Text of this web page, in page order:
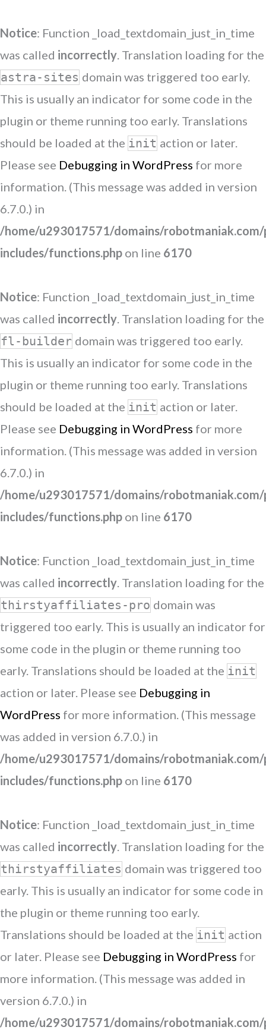
Notice: Function _load_textdomain_just_in_time
was called incorrectly. Translation loading for the
astra-sites domain was triggered too early.
This is usually an indicator for some code in the
plugin or theme running too early. Translations
should be loaded at the init action or later.
Please see Debugging in WordPress for more
information. (This message was added in version
6.7.0.) in
/home/u293017571/domains/
includes/functions.php on line 6170
Notice: Function _load_textdomain_just_in_time
was called incorrectly. Translation loading for the
fl-builder domain was triggered too early.
This is usually an indicator for some code in the
plugin or theme running too early. Translations
should be loaded at the init action or later.
Please see Debugging in WordPress for more
information. (This message was added in version
6.7.0.) in
/home/u293017571/domains/
includes/functions.php on line 6170
Notice: Function _load_textdomain_just_in_time
was called incorrectly. Translation loading for the
thirstyaffiliates-pro domain was
triggered too early. This is usually an indicator for
some code in the plugin or theme running too
early. Translations should be loaded at the init
action or later. Please see Debugging in
WordPress for more information. (This message
was added in version 6.7.0.) in
/home/u293017571/domains/
includes/functions.php on line 6170
Notice: Function _load_textdomain_just_in_time
was called incorrectly. Translation loading for the
thirstyaffiliates domain was triggered too
early. This is usually an indicator for some code in
the plugin or theme running too early.
Translations should be loaded at the init action
or later. Please see Debugging in WordPress for
more information. (This message was added in
version 6.7.0.) in
/home/u293017571/domains/